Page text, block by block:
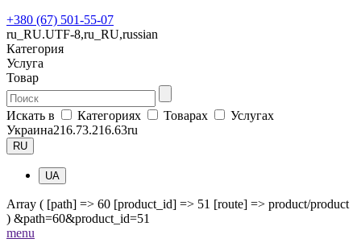
+380 (67) 501-55-07
ru_RU.UTF-8,ru_RU,russian
Категория
Услуга
Товар
Искать в Категориях Товарах
Услугах
Украина216.73.216.63ru
RU
UA
Array ( [path] => 60 [product_id] => 51 [route] => product/product
) &path=60&product_id=51
menu